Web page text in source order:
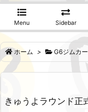
Menu Sidebar
ホーム > G6ジムカ
きゅうよラウンド正